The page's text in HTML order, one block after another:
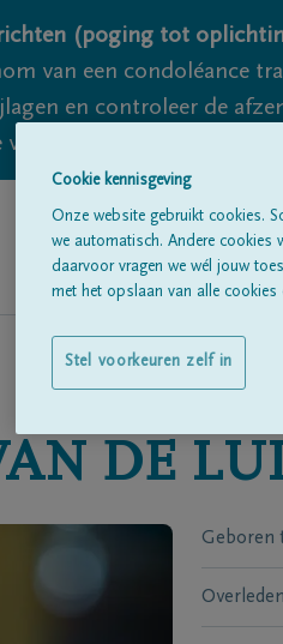
(poging tot
van een condoléance
en controleer de
echter nooit
DE
Geboren
Cookie kennisgeving
Onze website gebruikt cookies.
we automatisch. Andere cookies
daarvoor vragen we wél jouw
met het opslaan van alle cookies
Stel voorkeuren zelf in